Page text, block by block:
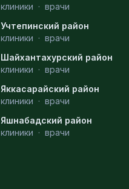
клиники · врачи
Учтепинский район
клиники · врачи
Шайхантахурский район
клиники · врачи
Яккасарайский район
клиники · врачи
Яшнабадский район
клиники · врачи